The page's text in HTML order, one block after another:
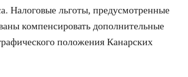
Налоговые льготы, предусмотренные
компенсировать дополнительные
положения Канарских